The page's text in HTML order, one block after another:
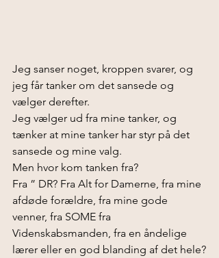
Jeg sanser noget, kroppen svarer, og
jeg får tanker om det sansede og
vælger derefter.
Jeg vælger ud fra mine tanker, og
tænker at mine tanker har styr på det
sansede og mine valg.
Men hvor kom tanken fra?
Fra ” DR? Fra Alt for Damerne, fra mine
afdøde forældre, fra mine gode
venner, fra SOME fra
Videnskabsmanden, fra en åndelige
lærer eller en god blanding af det hele?